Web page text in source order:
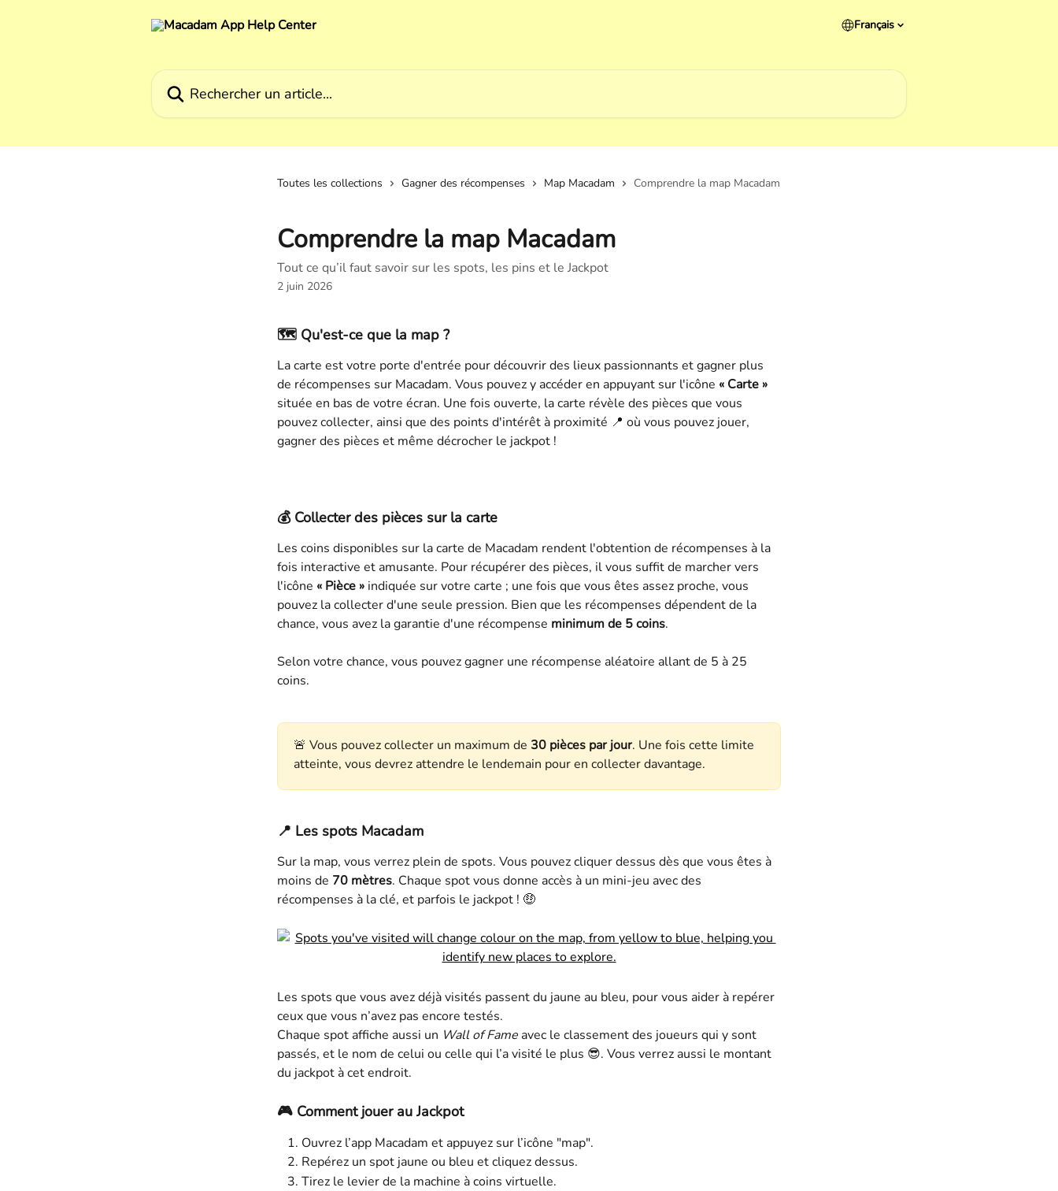
Français
Toutes les collections Gagner des récompenses Map Macadam Comprendre la map Macadam
Comprendre la map Macadam
Tout ce qu’il faut savoir sur les spots, les pins et le Jackpot
2 juin 2026
🗺️ Qu'est-ce que la map ?
La carte est votre porte d'entrée pour découvrir des lieux passionnants et gagner plus
de récompenses sur Macadam. Vous pouvez y accéder en appuyant sur l'icône « Carte »
située en bas de votre écran. Une fois ouverte, la carte révèle des pièces que vous
pouvez collecter, ainsi que des points d'intérêt à proximité 📍 où vous pouvez jouer,
gagner des pièces et même décrocher le jackpot !
💰 Collecter des pièces sur la carte
Les coins disponibles sur la carte de Macadam rendent l'obtention de récompenses à la
fois interactive et amusante. Pour récupérer des pièces, il vous suffit de marcher vers
l'icône « Pièce » indiquée sur votre carte ; une fois que vous êtes assez proche, vous
pouvez la collecter d'une seule pression. Bien que les récompenses dépendent de la
chance, vous avez la garantie d'une récompense minimum de 5 coins.
Selon votre chance, vous pouvez gagner une récompense aléatoire allant de 5 à 25
coins.
🚨 Vous pouvez collecter un maximum de 30 pièces par jour. Une fois cette limite
atteinte, vous devrez attendre le lendemain pour en collecter davantage.
📍 Les spots Macadam
Sur la map, vous verrez plein de spots. Vous pouvez cliquer dessus dès que vous êtes à
moins de 70 mètres. Chaque spot vous donne accès à un mini-jeu avec des
récompenses à la clé, et parfois le jackpot ! 🤑
Les spots que vous avez déjà visités passent du jaune au bleu, pour vous aider à repérer
ceux que vous n’avez pas encore testés.
Chaque spot affiche aussi un Wall of Fame avec le classement des joueurs qui y sont
passés, et le nom de celui ou celle qui l’a visité le plus 😎. Vous verrez aussi le montant
du jackpot à cet endroit.
🎮 Comment jouer au Jackpot
Ouvrez l’app Macadam et appuyez sur l’icône "map".
Repérez un spot jaune ou bleu et cliquez dessus.
Tirez le levier de la machine à coins virtuelle.